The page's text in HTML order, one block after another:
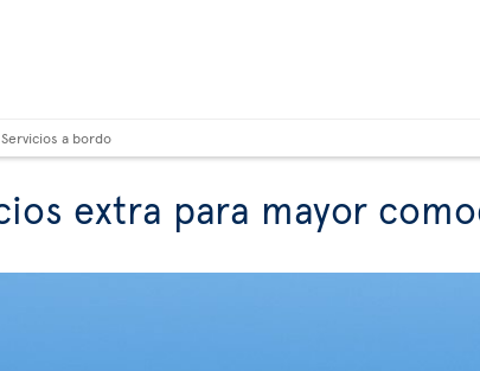
Servicios a bordo
extra para mayor